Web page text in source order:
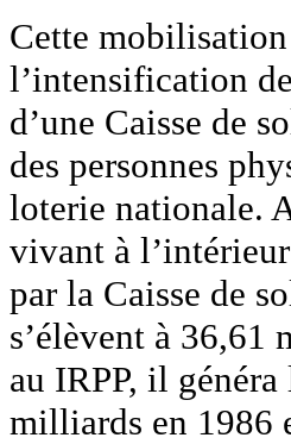
Cette mobilisation
l’intensification
d’une Caisse de
des personnes
loterie nationale.
vivant à
par la Caisse de
s’élèvent à 36,61
au IRPP, il
milliards en 1986